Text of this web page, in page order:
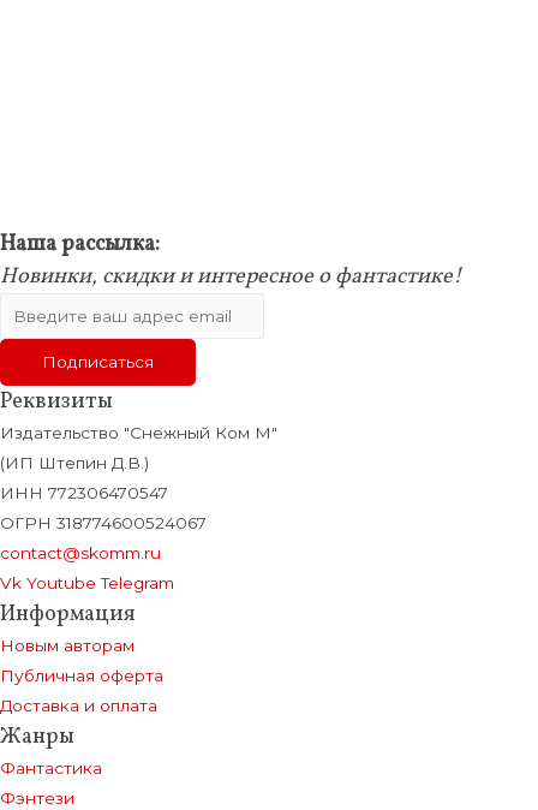
Наша рассылка:
Новинки, скидки и интересное о фантастике!
Реквизиты
Издательство "Снежный Ком М"
(ИП Штепин Д.В.)
ИНН 772306470547
ОГРН 318774600524067
contact@skomm.ru
Vk Youtube Telegram
Информация
Новым авторам
Публичная оферта
Доставка и оплата
Жанры
Фантастика
Фэнтези